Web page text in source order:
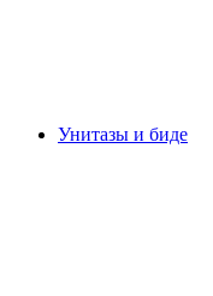
Унитазы и биде